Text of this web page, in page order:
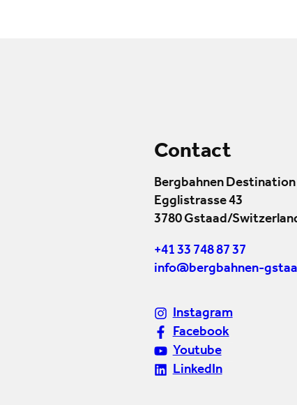
Contact
Bergbahnen Destination
Egglistrasse 43
3780 Gstaad/
+41 33 748 87 37
info@bergbahnen-
Instagram
Facebook
Youtube
LinkedIn